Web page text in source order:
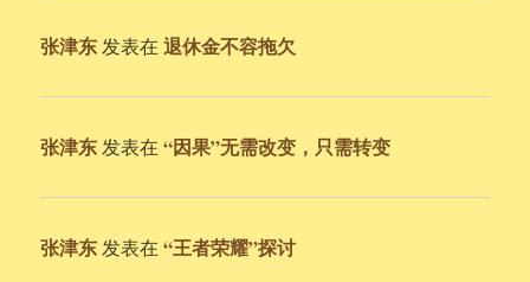
张津东 发表在退休金不容拖欠
张津东 发表在“因果”无需改变，只需转变
张津东 发表在“王者荣耀”探讨